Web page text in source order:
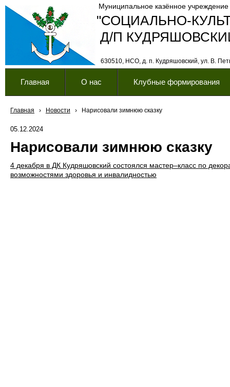
"СОЦИАЛЬНО-
630510, НСО, д. п. Кудряшовский, ул. В.
Муниципальное казённое учреждение
Д/П
Главная О нас Клубные формирования
Главная › Новости › Нарисовали зимнюю сказку
05.12.2024
Нарисовали зимнюю сказку
4 декабря в ДК Кудряшовский состоялся мастер–класс по
возможностями здоровья и инвалидностью